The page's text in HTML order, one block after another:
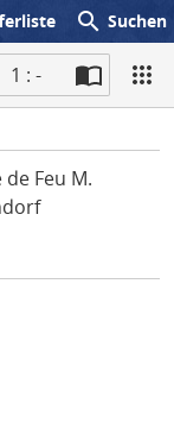
search Suchen
1 : -
Feu M.